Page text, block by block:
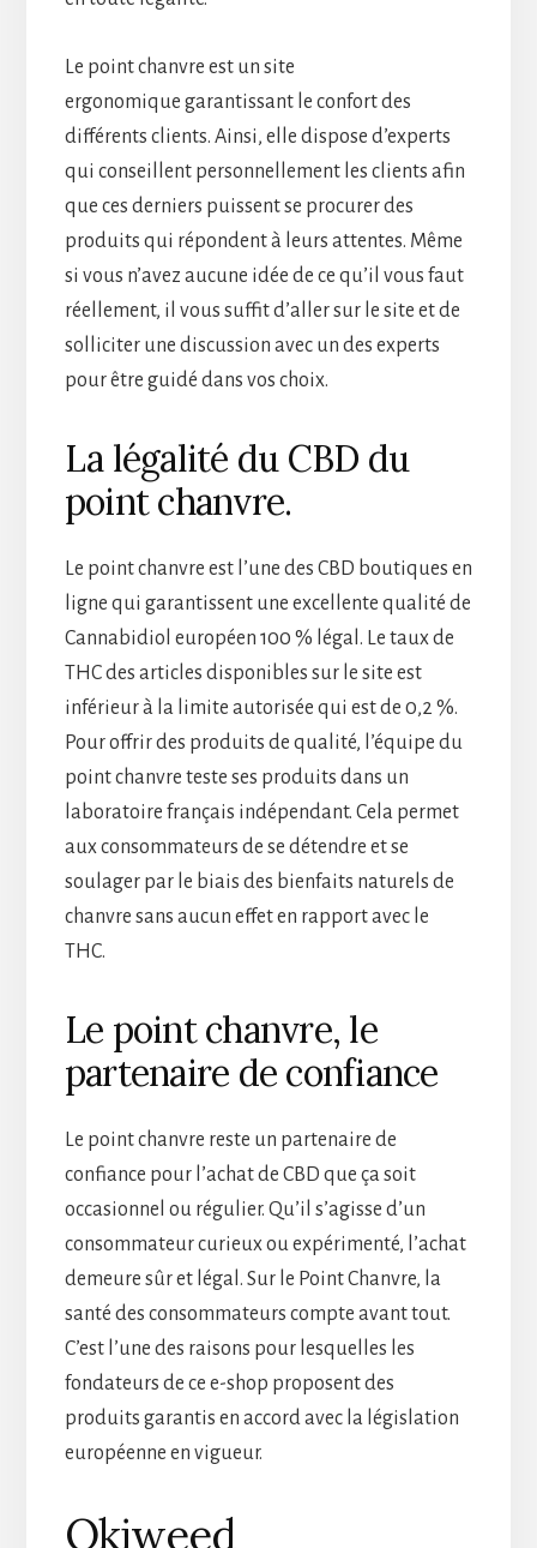
Le point chanvre est un site
ergonomique garantissant le confort des
différents clients. Ainsi, elle dispose d’experts
qui conseillent personnellement les clients afin
que ces derniers puissent se procurer des
produits qui répondent à leurs attentes. Même
si vous n’avez aucune idée de ce qu’il vous faut
réellement, il vous suffit d’aller sur le site et de
solliciter une discussion avec un des experts
pour être guidé dans vos choix.
La légalité du CBD du
point chanvre.
Le point chanvre est l’une des CBD boutiques en
ligne qui garantissent une excellente qualité de
Cannabidiol européen 100 % légal. Le taux de
THC des articles disponibles sur le site est
inférieur à la limite autorisée qui est de 0,2 %.
Pour offrir des produits de qualité, l’équipe du
point chanvre teste ses produits dans un
laboratoire français indépendant. Cela permet
aux consommateurs de se détendre et se
soulager par le biais des bienfaits naturels de
chanvre sans aucun effet en rapport avec le
THC.
Le point chanvre, le
partenaire de confiance
Le point chanvre reste un partenaire de
confiance pour l’achat de CBD que ça soit
occasionnel ou régulier. Qu’il s’agisse d’un
consommateur curieux ou expérimenté, l’achat
demeure sûr et légal. Sur le Point Chanvre, la
santé des consommateurs compte avant tout.
C’est l’une des raisons pour lesquelles les
fondateurs de ce e-shop proposent des
produits garantis en accord avec la législation
européenne en vigueur.
Okiweed